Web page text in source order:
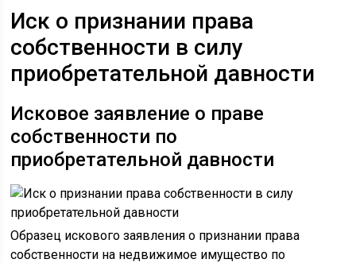
Иск о признании права
собственности в силу
приобретательной давности
Исковое заявление о праве
собственности по
приобретательной давности
Образец искового заявления о признании права
собственности на недвижимое имущество по